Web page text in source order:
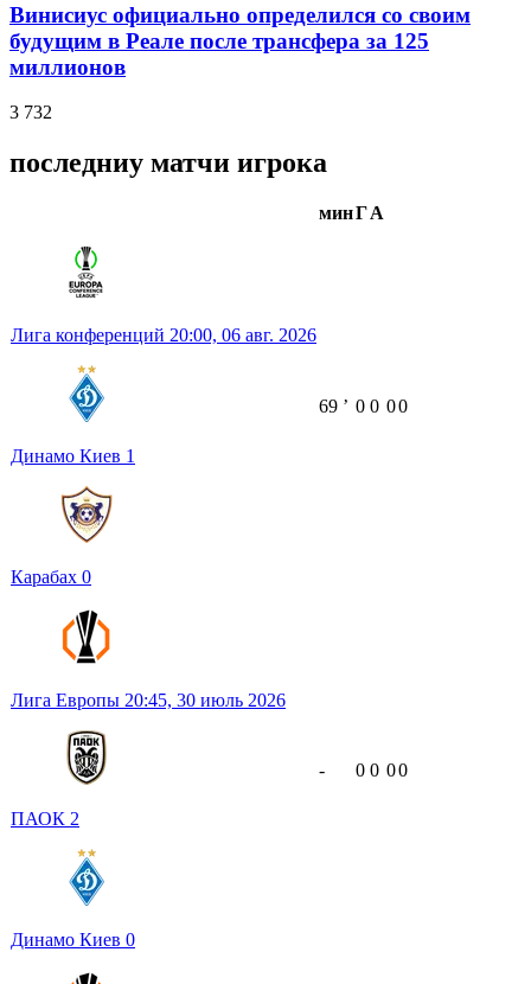
Винисиус официально определился со своим
будущим в Реале после трансфера за 125
миллионов
3 732
последниу матчи игрока
минГА
Лига конференций 20:00, 06 авг. 2026
Динамо Киев 1
Карабах 0
69 ʼ 0 0 00
Лига Европы 20:45, 30 июль 2026
ПАОК 2
Динамо Киев 0
- 0 0 00